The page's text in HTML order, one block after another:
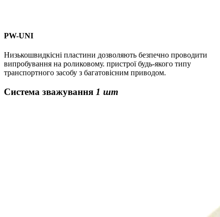
PW-UNI
Низькошвидкісні пластини дозволяють безпечно проводити
випробування на роликовому. пристрої будь-якого типу
транспортного засобу з багатовісним приводом.
Система зважування 1 шт